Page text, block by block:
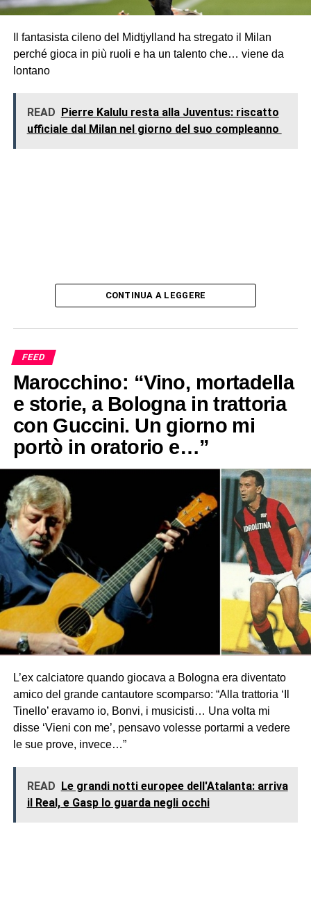
Il fantasista cileno del Midtjylland ha stregato il Milan
perché gioca in più ruoli e ha un talento che… viene da
lontano
READ Pierre Kalulu resta alla Juventus: riscatto
ufficiale dal Milan nel giorno del suo compleanno
CONTINUA A LEGGERE
FEED
Marocchino: “Vino, mortadella
e storie, a Bologna in trattoria
con Guccini. Un giorno mi
portò in oratorio e…”
L’ex calciatore quando giocava a Bologna era diventato
amico del grande cantautore scomparso: “Alla trattoria ‘Il
Tinello’ eravamo io, Bonvi, i musicisti… Una volta mi
disse ‘Vieni con me’, pensavo volesse portarmi a vedere
le sue prove, invece…”
READ Le grandi notti europee dell'Atalanta: arriva
il Real, e Gasp lo guarda negli occhi